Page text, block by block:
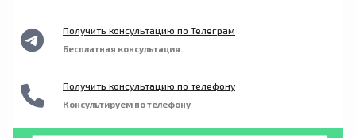
Получить консультацию по Телеграм
Бесплатная консультация.
Получить консультацию по телефону
Консультируем по телефону